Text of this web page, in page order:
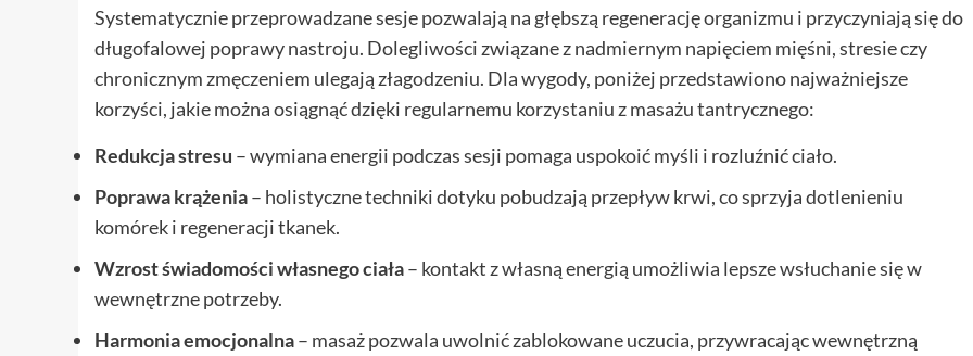
Systematycznie przeprowadzane sesje pozwalają na głębszą regenerację organizmu i przyczyniają się do
długofalowej poprawy nastroju. Dolegliwości związane z nadmiernym napięciem mięśni, stresie czy
chronicznym zmęczeniem ulegają złagodzeniu. Dla wygody, poniżej przedstawiono najważniejsze
korzyści, jakie można osiągnąć dzięki regularnemu korzystaniu z masażu tantrycznego:
Redukcja stresu – wymiana energii podczas sesji pomaga uspokoić myśli i rozluźnić ciało.
Poprawa krążenia– holistyczne techniki dotyku pobudzają przepływ krwi, co sprzyja dotlenieniu
komórek i regeneracji tkanek.
Wzrost świadomości własnego ciała– kontakt z własną energią umożliwia lepsze wsłuchanie się w
wewnętrzne potrzeby.
Harmonia emocjonalna– masaż pozwala uwolnić zablokowane uczucia, przywracając wewnętrzną